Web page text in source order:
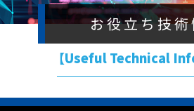
お役立ち技
【Useful Technical